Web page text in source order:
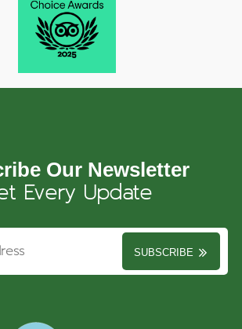
Our Newsletter
Every Update
SUBSCRIBE